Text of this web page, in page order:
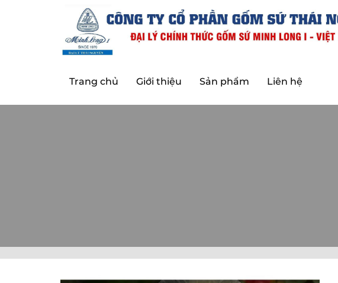
Trang chủ Giới thiệu Sản phẩm Liên hệ